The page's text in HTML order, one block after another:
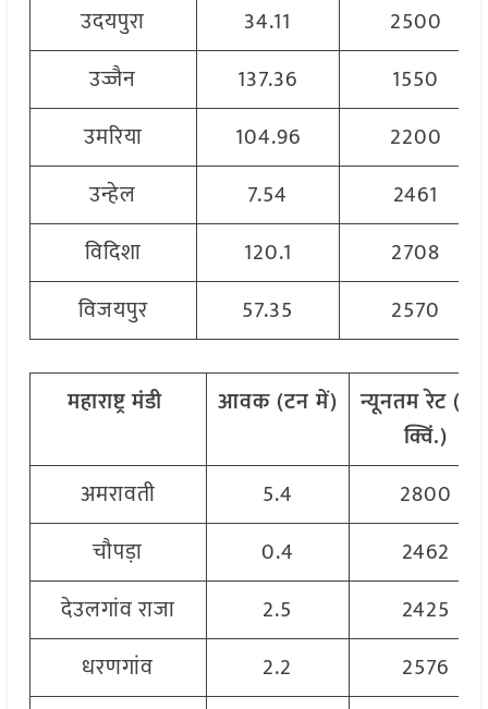
उदयपुरा
34.11
2500
उज्जैन
137.36
1550
उमरिया
104.96
2200
उन्हेल
7.54
2461
विदिशा
120.1
2708
विजयपुर
57.35 2570
महाराष्ट्र मंडी आवक (टन में)
न्यूनतम रेट
क्विं.)
अमरावती
5.4
2800
चौपड़ा
0.4
2462
देउलगांव राजा
2.5
2425
धरणगांव
2.2
2576